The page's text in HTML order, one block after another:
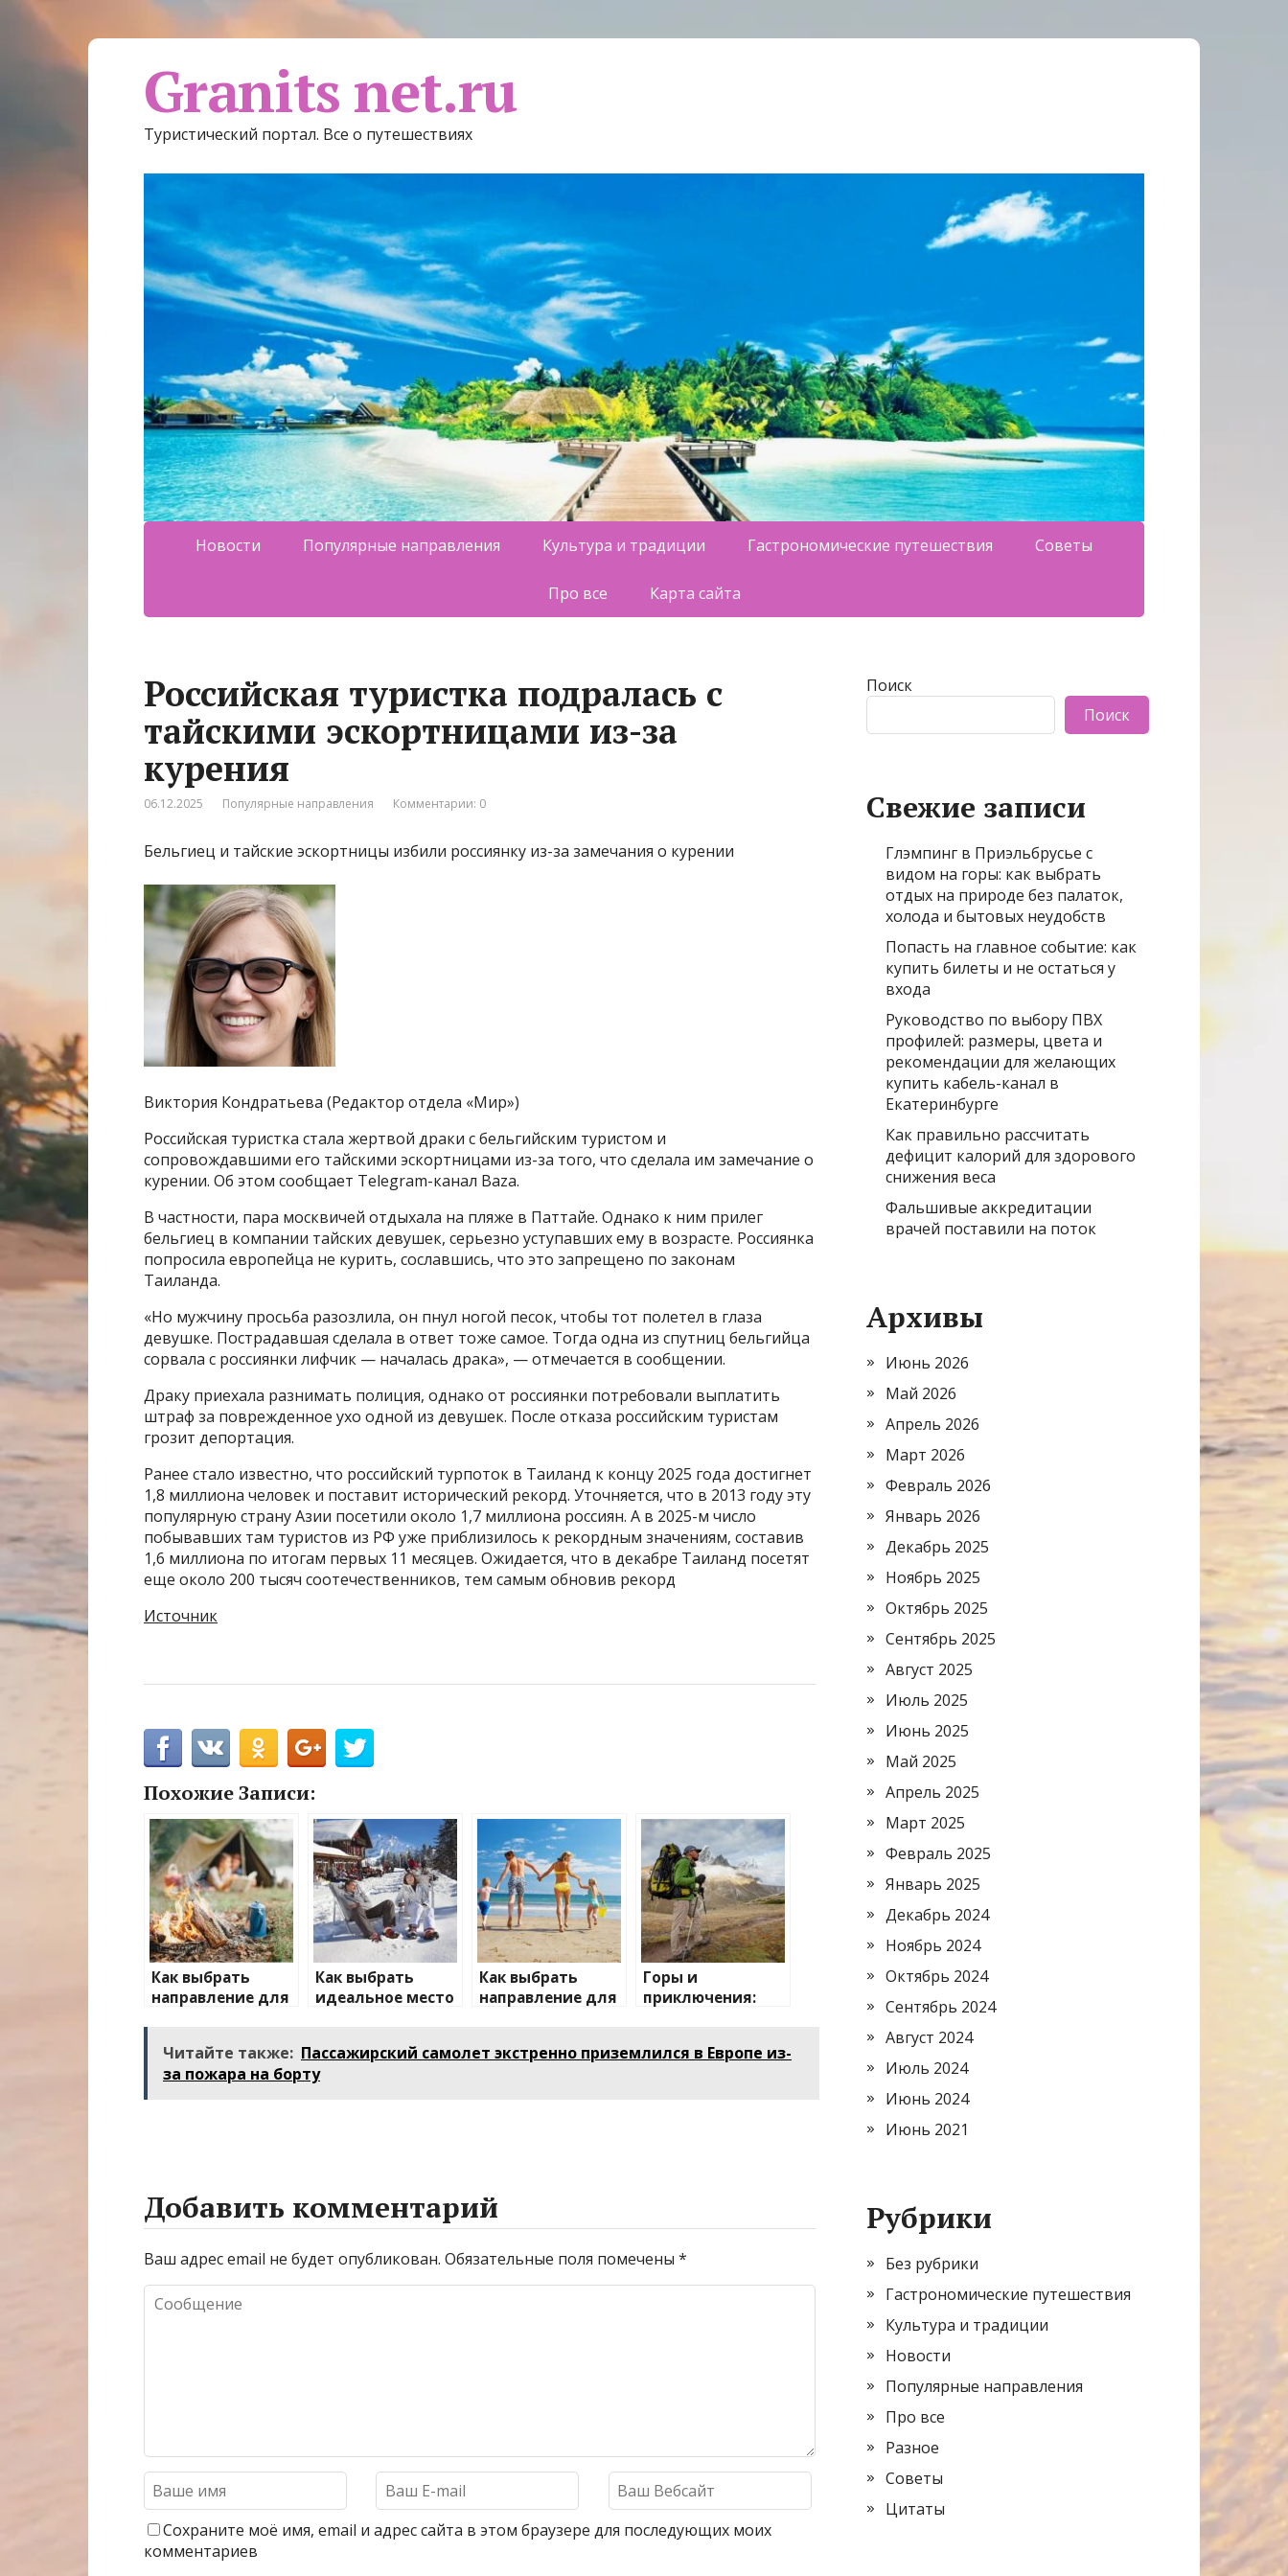
Granits net.ru
Туристический портал. Все о путешествиях
Новости Популярные направления Культура и традиции Гастрономические путешествия Советы
Про все Карта сайта
Российская туристка подралась с
тайскими эскортницами из-за
курения
06.12.2025 Популярные направления Комментарии: 0
Бельгиец и тайские эскортницы избили россиянку из-за замечания о курении
Виктория Кондратьева (Редактор отдела «Мир»)
Российская туристка стала жертвой драки с бельгийским туристом и
сопровождавшими его тайскими эскортницами из-за того, что сделала им замечание о
курении. Об этом сообщает Telegram-канал Baza.
В частности, пара москвичей отдыхала на пляже в Паттайе. Однако к ним прилег
бельгиец в компании тайских девушек, серьезно уступавших ему в возрасте. Россиянка
попросила европейца не курить, сославшись, что это запрещено по законам
Таиланда.
«Но мужчину просьба разозлила, он пнул ногой песок, чтобы тот полетел в глаза
девушке. Пострадавшая сделала в ответ тоже самое. Тогда одна из спутниц бельгийца
сорвала с россиянки лифчик — началась драка», — отмечается в сообщении.
Драку приехала разнимать полиция, однако от россиянки потребовали выплатить
штраф за поврежденное ухо одной из девушек. После отказа российским туристам
грозит депортация.
Ранее стало известно, что российский турпоток в Таиланд к концу 2025 года достигнет
1,8 миллиона человек и поставит исторический рекорд. Уточняется, что в 2013 году эту
популярную страну Азии посетили около 1,7 миллиона россиян. А в 2025-м число
побывавших там туристов из РФ уже приблизилось к рекордным значениям, составив
1,6 миллиона по итогам первых 11 месяцев. Ожидается, что в декабре Таиланд посетят
еще около 200 тысяч соотечественников, тем самым обновив рекорд
Источник
Похожие Записи:
Как выбрать
направление для
Как выбрать
идеальное место
Как выбрать
направление для
Горы и
приключения:
активного
Читайте также: Пассажирский самолет экстренно приземлился в Европе из-
за пожара на борту
Добавить комментарий
Ваш адрес email не будет опубликован. Обязательные поля помечены *
Сохраните моё имя, email и адрес сайта в этом браузере для последующих моих
комментариев
Поиск
Поиск
Свежие записи
Глэмпинг в Приэльбрусье с
видом на горы: как выбрать
отдых на природе без палаток,
холода и бытовых неудобств
Попасть на главное событие: как
купить билеты и не остаться у
входа
Руководство по выбору ПВХ
профилей: размеры, цвета и
рекомендации для желающих
купить кабель-канал в
Екатеринбурге
Как правильно рассчитать
дефицит калорий для здорового
снижения веса
Фальшивые аккредитации
врачей поставили на поток
Архивы
Июнь 2026
Май 2026
Апрель 2026
Март 2026
Февраль 2026
Январь 2026
Декабрь 2025
Ноябрь 2025
Октябрь 2025
Сентябрь 2025
Август 2025
Июль 2025
Июнь 2025
Май 2025
Апрель 2025
Март 2025
Февраль 2025
Январь 2025
Декабрь 2024
Ноябрь 2024
Октябрь 2024
Сентябрь 2024
Август 2024
Июль 2024
Июнь 2024
Июнь 2021
Рубрики
Без рубрики
Гастрономические путешествия
Культура и традиции
Новости
Популярные направления
Про все
Разное
Советы
Цитаты